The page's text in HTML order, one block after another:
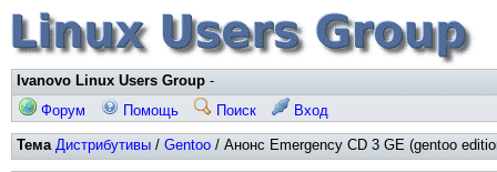
Ivanovo Linux Users Group -
Форум
Помощь Поиск Вход
Тема Дистрибутивы / Gentoo / Анонс Emergency CD 3 GE (gentoo